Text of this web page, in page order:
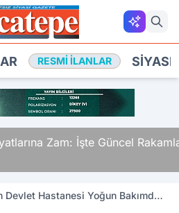
RESMI İLANLAR
Zam: İşte Güncel Rakamlar
Devlet Hastanesi Yoğun Bakımda